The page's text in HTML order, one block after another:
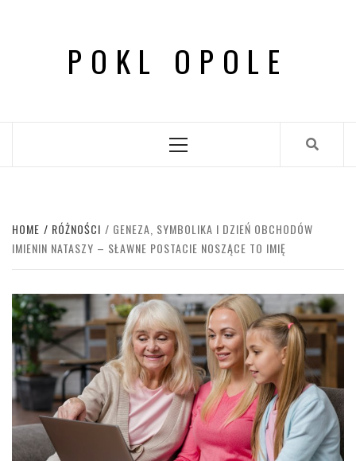
POKL OPOLE
Menu
HOME RÓŻNOŚCI
GENEZA, SYMBOLIKA I DZIEŃ OBCHODÓW
IMIENIN NATASZY – SŁAWNE POSTACIE NOSZĄCE TO IMIĘ